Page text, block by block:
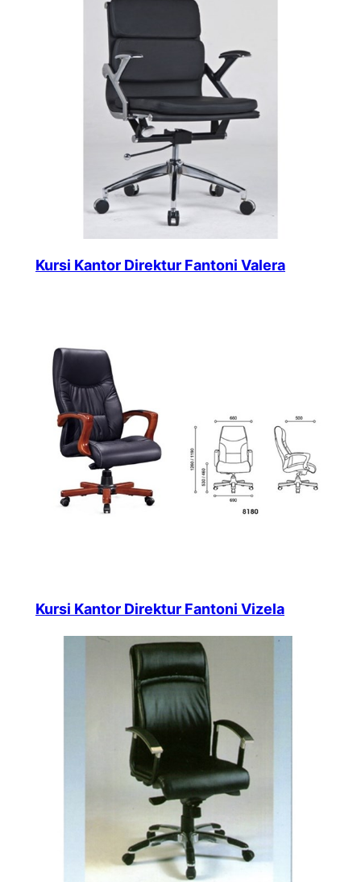
Kursi Kantor Direktur Fantoni Valera
Kursi Kantor Direktur Fantoni Vizela